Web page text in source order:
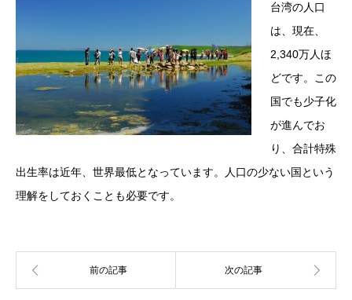
台湾の人口
は、現在、
2,340万人ほ
どです。この
国でも少子化
が進んでお
り、合計特殊
出生率は近年、世界最低となっています。人口の少ない国という
理解をしておくことも必要です。